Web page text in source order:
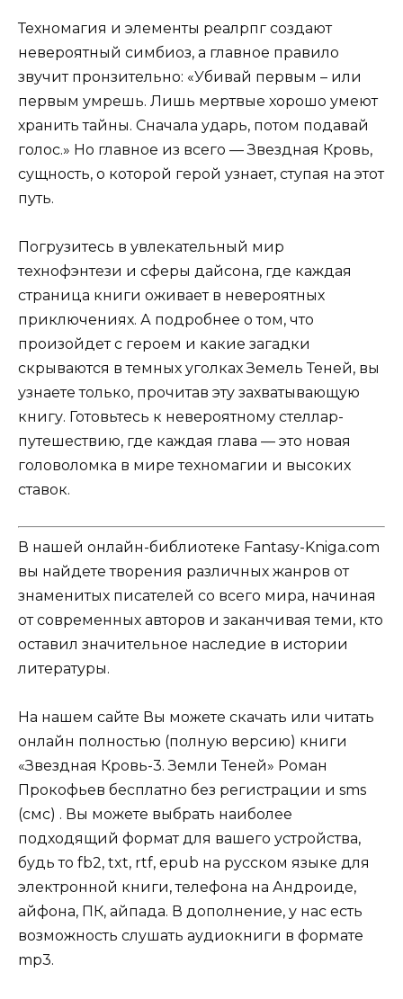
Техномагия и элементы реалрпг создают
невероятный симбиоз, а главное правило
звучит пронзительно: «Убивай первым – или
первым умрешь. Лишь мертвые хорошо умеют
хранить тайны. Сначала ударь, потом подавай
голос.» Но главное из всего — Звездная Кровь,
сущность, о которой герой узнает, ступая на этот
путь.
Погрузитесь в увлекательный мир
технофэнтези и сферы дайсона, где каждая
страница книги оживает в невероятных
приключениях. А подробнее о том, что
произойдет с героем и какие загадки
скрываются в темных уголках Земель Теней, вы
узнаете только, прочитав эту захватывающую
книгу. Готовьтесь к невероятному стеллар-
путешествию, где каждая глава — это новая
головоломка в мире техномагии и высоких
ставок.
В нашей онлайн-библиотеке Fantasy-Kniga.com
вы найдете творения различных жанров от
знаменитых писателей со всего мира, начиная
от современных авторов и заканчивая теми, кто
оставил значительное наследие в истории
литературы.
На нашем сайте Вы можете скачать или читать
онлайн полностью (полную версию) книги
«Звездная Кровь-3. Земли Теней» Роман
Прокофьев бесплатно без регистрации и sms
(смс) . Вы можете выбрать наиболее
подходящий формат для вашего устройства,
будь то fb2, txt, rtf, epub на русском языке для
электронной книги, телефона на Андроиде,
айфона, ПК, айпада. В дополнение, у нас есть
возможность слушать аудиокниги в формате
mp3.